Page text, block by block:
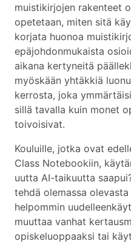
muistikirjojen rakenteet
opetetaan, miten sitä
korjata huonoa
epäjohdonmukaista
aikana kertyneitä
myöskään yhtäkkiä
kerrosta, joka
sillä tavalla kuin monet
toivoisivat.
Kouluille, jotka ovat
Class Notebookiin,
uutta AI-taikuutta
tehdä olemassa
helpommin
muuttaa vanhat
opiskeluoppaaksi tai